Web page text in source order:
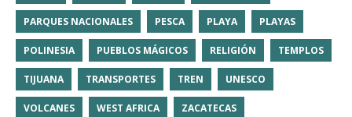
PARQUES NACIONALES PESCA PLAYA PLAYAS
POLINESIA PUEBLOS MÁGICOS RELIGIÓN TEMPLOS
TIJUANA TRANSPORTES TREN UNESCO
VOLCANES WEST AFRICA ZACATECAS